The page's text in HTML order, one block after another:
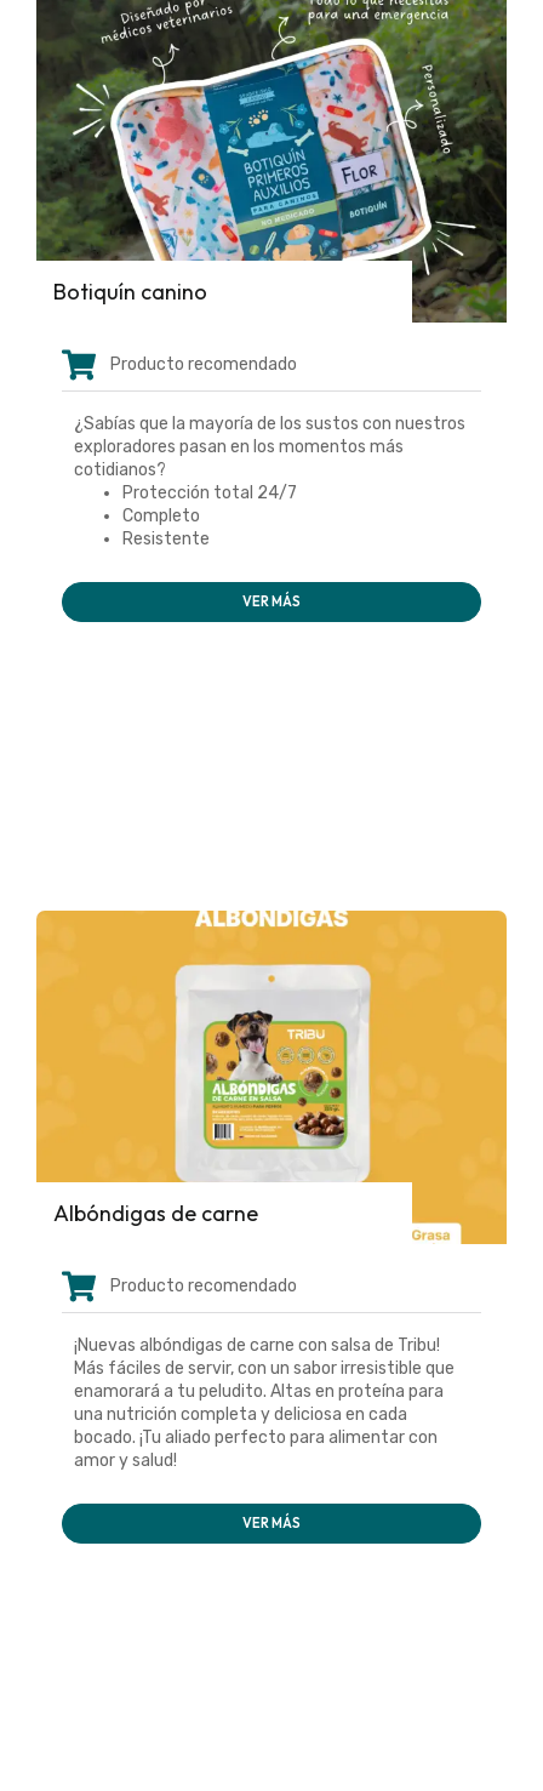
Botiquín canino
Producto recomendado
¿Sabías que la mayoría de los sustos con nuestros
exploradores pasan en los momentos más
cotidianos?
Protección total 24/7
Completo
Resistente
VER MÁS
Albóndigas de carne
Producto recomendado
¡Nuevas albóndigas de carne con salsa de Tribu!
Más fáciles de servir, con un sabor irresistible que
enamorará a tu peludito. Altas en proteína para
una nutrición completa y deliciosa en cada
bocado. ¡Tu aliado perfecto para alimentar con
amor y salud!
VER MÁS